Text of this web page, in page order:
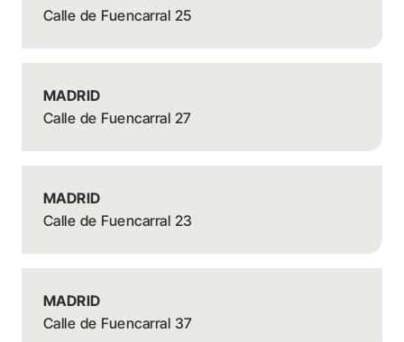
Calle de Fuencarral 25
MADRID
Calle de Fuencarral 27
MADRID
Calle de Fuencarral 23
MADRID
Calle de Fuencarral 37